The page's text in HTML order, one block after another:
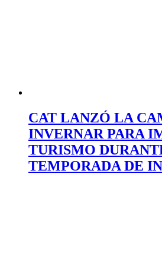
CAT LANZÓ LA
INVERNAR PARA
TURISMO
TEMPORADA DE